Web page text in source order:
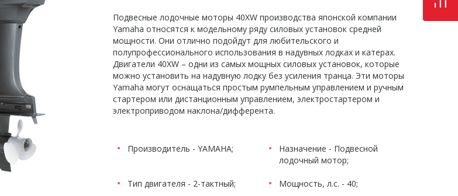
Подвесные лодочные моторы 40XW производства японской компании
Yamaha относятся к модельному ряду силовых установок средней
мощности. Они отлично подойдут для любительского и
полупрофессионального использования в надувных лодках и катерах.
Двигатели 40XW – одни из самых мощных силовых установок, которые
можно установить на надувную лодку без усиления транца. Эти моторы
Yamaha могут оснащаться простым румпельным управлением и ручным
стартером или дистанционным управлением, электростартером и
электроприводом наклона/дифферента.
Производитель - YAMAHA;
Назначение - Подвесной
лодочный мотор;
Тип двигателя - 2-тактный; Мощность, л.с. - 40;